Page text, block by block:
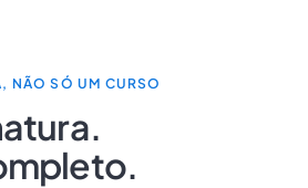
NÃO SÓ UM CURSO